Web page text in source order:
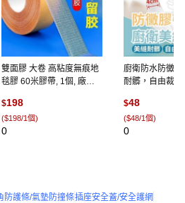
雙面膠 大卷 高粘度無痕地
毯膠 60米膠帶, 1個, 廠家
實用 ,活動套餐：5釐米寬
61.8米 超粘好物
$198
($198/1個)
0
廚衛防水防黴膠
耐髒，自由裁剪
個, 白色
$48
($48/1個)
0
防護條/氣墊防撞條插座安全蓋/安全護網